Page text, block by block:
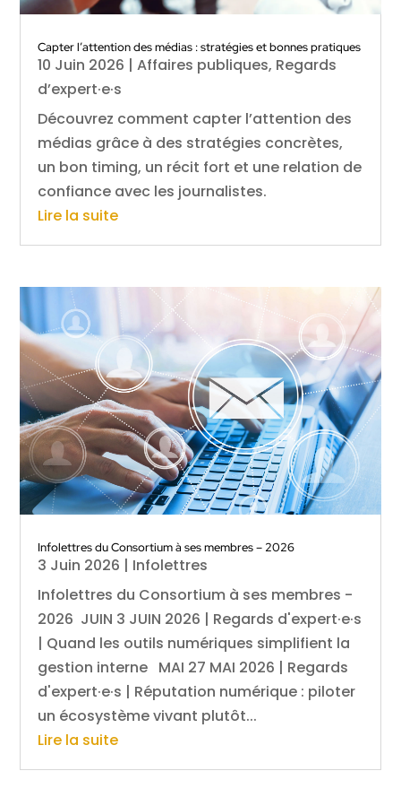
Capter l’attention des médias : stratégies et bonnes pratiques
10 Juin 2026 |Affaires publiques, Regards
d’expert·e·s
Découvrez comment capter l’attention des
médias grâce à des stratégies concrètes,
un bon timing, un récit fort et une relation de
confiance avec les journalistes.
Lire la suite
Infolettres du Consortium à ses membres – 2026
3 Juin 2026 | Infolettres
Infolettres du Consortium à ses membres -
2026 JUIN 3 JUIN 2026 | Regards d'expert·e·s
| Quand les outils numériques simplifient la
gestion interne MAI 27 MAI 2026 | Regards
d'expert·e·s | Réputation numérique : piloter
un écosystème vivant plutôt...
Lire la suite